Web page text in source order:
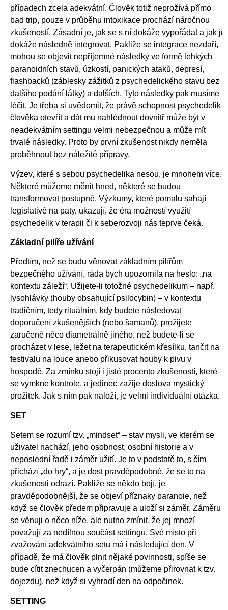
případech zcela adekvátní. Člověk totiž neprožívá přímo
bad trip, pouze v průběhu intoxikace prochází náročnou
zkušeností. Zásadní je, jak se s ní dokáže vypořádat a jak ji
dokáže následně integrovat. Pakliže se integrace nezdaří,
mohou se objevit nepříjemné následky ve formě lehkých
paranoidních stavů, úzkostí, panických ataků, depresí,
flashbacků (záblesky zážitků z psychedelického stavu bez
dalšího podání látky) a dalších. Tyto následky pak musíme
léčit. Je třeba si uvědomit, že právě schopnost psychedelik
člověka otevřít a dát mu nahlédnout dovnitř může být v
neadekvátním settingu velmi nebezpečnou a může mít
trvalé následky. Proto by první zkušenost nikdy neměla
proběhnout bez náležité přípravy.
Výzev, které s sebou psychedelika nesou, je mnohem více.
Některé můžeme měnit hned, některé se budou
transformovat postupně. Výzkumy, které pomalu sahají
legislativě na paty, ukazují, že éra možností využití
psychedelik v terapii či k seberozvoji nás teprve čeká.
Základní pilíře užívání
Předtím, než se budu věnovat základním pilířům
bezpečného užívání, ráda bych upozornila na heslo: „na
kontextu záleží“. Užijete-li totožné psychedelikum – např.
lysohlávky (houby obsahující psilocybin) – v kontextu
tradičním, tedy rituálním, kdy budete následovat
doporučení zkušenějších (nebo šamanů), prožijete
zaručeně něco diametrálně jiného, než budete-li se
procházet v lese, ležet na terapeutickém křesílku, tančit na
festivalu na louce anebo přikusovat houby k pivu v
hospodě. Za zmínku stojí i jisté procento zkušeností, které
se vymkne kontrole, a jedinec zažije doslova mystický
prožitek. Jak s ním pak naloží, je velmi individuální otázka.
SET
Setem se rozumí tzv. „mindset“ – stav mysli, ve kterém se
uživatel nachází, jeho osobnost, osobní historie a v
neposlední řadě i záměr užití. Je to v podstatě to, s čím
přichází „do hry“, a je dost pravděpodobné, že se to na
zkušenosti odrazí. Pakliže se někdo bojí, je
pravděpodobnější, že se objeví příznaky paranoie, než
když se člověk předem připravuje a uloží si záměr. Záměru
se věnuji o něco níže, ale nutno zmínit, že jej mnozí
považují za nedílnou součást settingu. Své místo při
zvažování adekvátního setu má i následující den. V
případě, že má člověk plnit nějaké povinnosti, spíše se
bude cítit znechucen a vyčerpán (můžeme přirovnat k tzv.
dojezdu), než když si vyhradí den na odpočinek.
SETTING